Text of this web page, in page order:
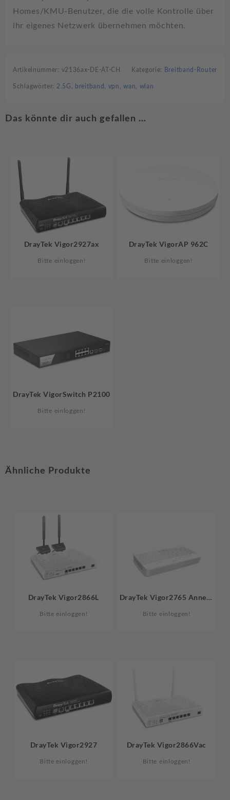
Homes/KMU-Benutzer, die die volle Kontrolle über
ihr eigenes Netzwerk übernehmen möchten.
Artikelnummer: v2136ax-DE-AT-CH Kategorie: Breitband-Router
Schlagwörter: 2.5G , breitband , vpn ,wan, wlan
Das könnte dir auch gefallen …
DrayTek Vigor2927ax
Bitte einloggen!
DrayTek VigorAP 962C
Bitte einloggen!
DrayTek VigorSwitch P2100
Bitte einloggen!
Ähnliche Produkte
DrayTek Vigor2866L
Bitte einloggen!
DrayTek Vigor2765 Annex-
Bitte einloggen!
DrayTek Vigor2927
Bitte einloggen!
DrayTek Vigor2866Vac
Bitte einloggen!